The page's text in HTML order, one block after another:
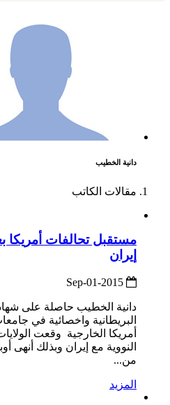
دانية الخطيب
مقالات الكاتب
مستقبل تحالفات أمريكا
إيران
دانية الخطيب حاصلة على
البريطانية واخصائية في
أمريكا الخارجية وقعت
النووية مع إيران وبذلك أنهى
من...
المزيد